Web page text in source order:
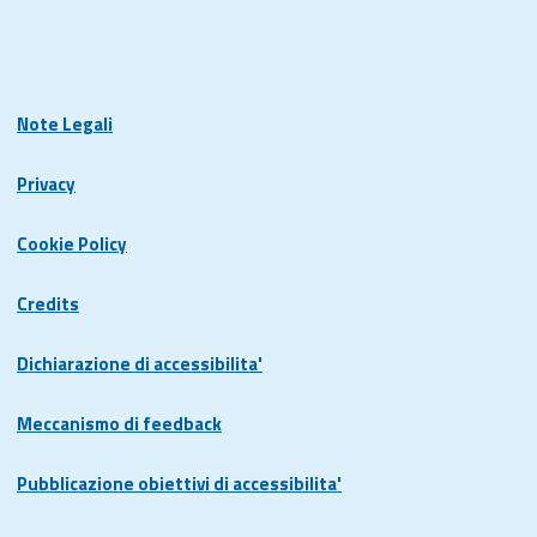
Note Legali
Privacy
Cookie Policy
Credits
Dichiarazione di accessibilita'
Meccanismo di feedback
Pubblicazione obiettivi di accessibilita'